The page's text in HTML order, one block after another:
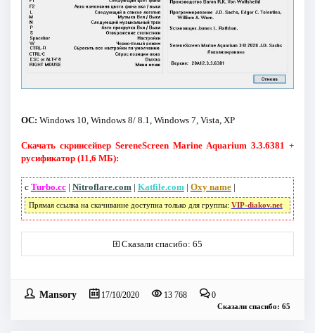
ОС: Windows 10, Windows 8/ 8.1, Windows 7, Vista, XP
Скачать скринсейвер SereneScreen Marine Aquarium 3.3.6381 +
русификатор (11,6 МБ):
с Turbo.cc| Nitroflare.com | Katfile.com | Oxy name|
Прямая ссылка на скачивание доступна только для группы: VIP-diakov.net
Сказали спасибо: 65
Mansory 17/10/2020 13 768 0
Сказали спасибо: 65